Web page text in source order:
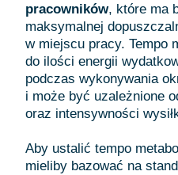
pracowników, które ma
maksymalnej
w miejscu pracy. Tempo
do ilości energii
podczas wykonywania
i może być uzależnione
oraz intensywności
Aby ustalić tempo
mieliby bazować na